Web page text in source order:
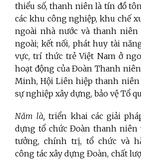
thiểu số, thanh niên là tín đồ
các khu công nghiệp, khu chế
ngoài nhà nước và thanh niên
ngoài; kết nối, phát huy tài
vực, trí thức trẻ Việt Nam ở
hoạt động của Đoàn Thanh
Minh, Hội Liên hiệp thanh niên
sự nghiệp xây dựng, bảo vệ Tổ
Năm là, triển khai các giải
dựng tổ chức Đoàn thanh niên
tưởng, chính trị, tổ chức và
công tác xây dựng Đoàn, chất